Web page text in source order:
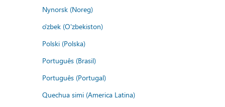
Nynorsk (Noreg)
o'zbek (O'zbekiston)
Polski (Polska)
Português (Brasil)
Português (Portugal)
Quechua simi (America Latina)